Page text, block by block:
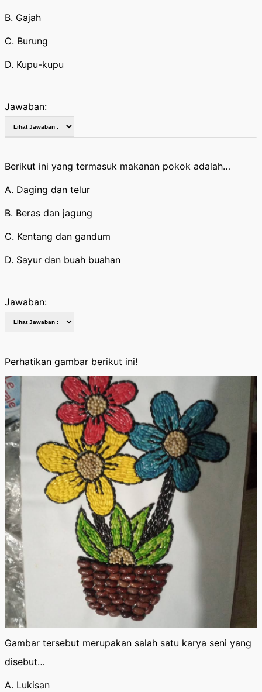
B. Gajah
C. Burung
D. Kupu-kupu
Jawaban:
Berikut ini yang termasuk makanan pokok adalah…
A. Daging dan telur
B. Beras dan jagung
C. Kentang dan gandum
D. Sayur dan buah buahan
Jawaban:
Perhatikan gambar berikut ini!
Gambar tersebut merupakan salah satu karya seni yang
disebut…
A. Lukisan